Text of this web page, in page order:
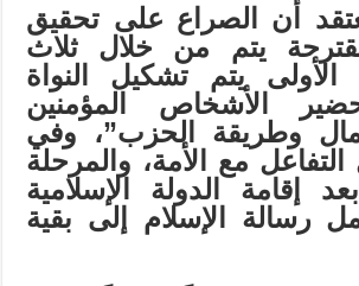
الصراع على تحقيق
يتم من خلال ثلاث
يتم تشكيل النواة
الأشخاص المؤمنين
وطريقة الحزب”، وفي
التفاعل مع الأمة، والمرحلة
بعد إقامة الدولة الإسلامية
رسالة الإسلام إلى بقية